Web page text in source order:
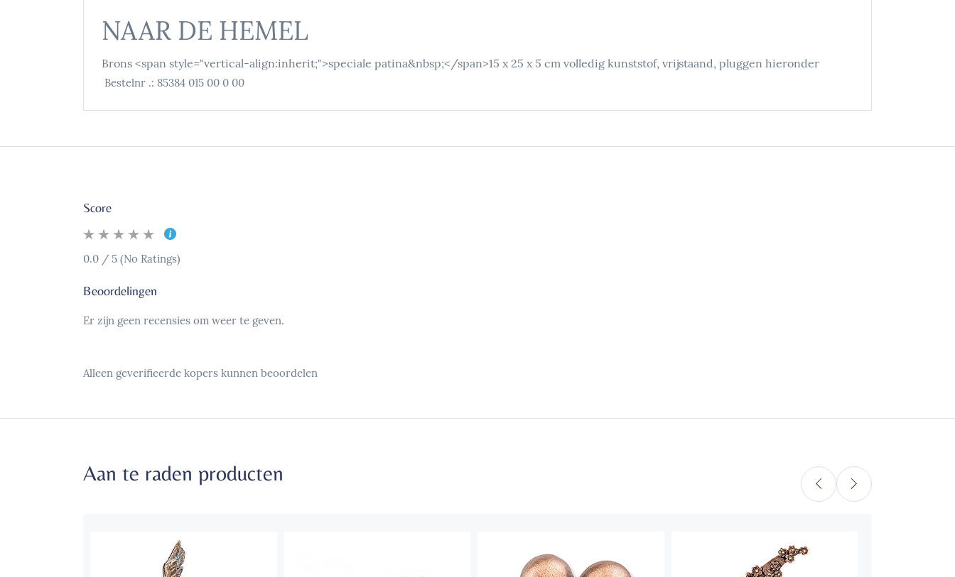
NAAR DE HEMEL
Brons <span style="vertical-align:inherit;">speciale patina&nbsp;</span>15 x 25 x 5 cm volledig kunststof, vrijstaand, pluggen hieronder
Bestelnr .: 85384 015 00 0 00
Score
0.0 / 5 (No Ratings)
Beoordelingen
Er zijn geen recensies om weer te geven.
Alleen geverifieerde kopers kunnen beoordelen
Aan te raden producten